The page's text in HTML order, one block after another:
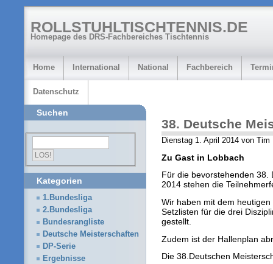
ROLLSTUHLTISCHTENNIS.DE
Homepage des DRS-Fachbereiches Tischtennis
Home International National Fachbereich
Datenschutz
38. Deutsche
Dienstag 1. April 2014 von Tim
Zu Gast in Lobbach
Für die bevorstehenden 38.
2014 stehen die
Wir haben mit dem
Setzlisten für die drei
gestellt.
Zudem ist der Hallenplan
Die 38.Deutschen
Suchen
Kategorien
1.Bundesliga
2.Bundesliga
Bundesrangliste
Deutsche Meisterschaften
DP-Serie
Ergebnisse